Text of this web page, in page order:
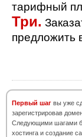
тарифный
Три.
предложить
Первый шаг вы уже
зарегистрировав
Следующими шагами
хостинга и создание